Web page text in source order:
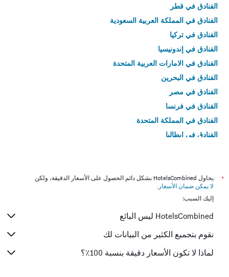
الفنادق في قطر
الفنادق في المملكة العربية السعودية
الفنادق في تركيا
الفنادق في إندونيسيا
الفنادق في الامارات العربية المتحدة
الفنادق في البحرين
الفنادق في مصر
الفنادق في فرنسا
الفنادق في المملكة المتحدة
الفنادق في إيطاليا
*
يحاول HotelsCombined بشكل دائم الحصول على الأسعار الدقيقة، ولكن
لا يمكن ضمان الأسعار .
إليك السبب:
HotelsCombined ليس البائع
نقوم بتجميع الكثير من البيانات لك
لماذا لا تكون الأسعار دقيقة بنسبة 100٪؟